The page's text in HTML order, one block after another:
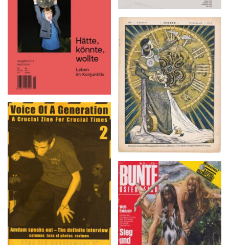
Jugend – 1900 · 8. Januar,
V. Jahrgang · NR. 2
Voice Of A Generation 2
BUNTE ÖSTERREICH
– Nr. 31, 28. Juli 1970